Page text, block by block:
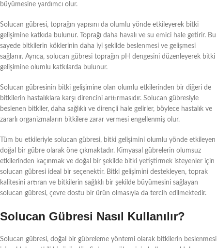
büyümesine yardımcı olur.
Solucan gübresi, toprağın yapısını da olumlu yönde etkileyerek bitki
gelişimine katkıda bulunur. Toprağı daha havalı ve su emici hale getirir. Bu
sayede bitkilerin köklerinin daha iyi şekilde beslenmesi ve gelişmesi
sağlanır. Ayrıca, solucan gübresi toprağın pH dengesini düzenleyerek bitki
gelişimine olumlu katkılarda bulunur.
Solucan gübresinin bitki gelişimine olan olumlu etkilerinden bir diğeri de
bitkilerin hastalıklara karşı direncini arttırmasıdır. Solucan gübresiyle
beslenen bitkiler, daha sağlıklı ve dirençli hale gelirler, böylece hastalık ve
zararlı organizmaların bitkilere zarar vermesi engellenmiş olur.
Tüm bu etkileriyle solucan gübresi, bitki gelişimini olumlu yönde etkileyen
doğal bir gübre olarak öne çıkmaktadır. Kimyasal gübrelerin olumsuz
etkilerinden kaçınmak ve doğal bir şekilde bitki yetiştirmek isteyenler için
solucan gübresi ideal bir seçenektir. Bitki gelişimini destekleyen, toprak
kalitesini artıran ve bitkilerin sağlıklı bir şekilde büyümesini sağlayan
solucan gübresi, çevre dostu bir ürün olmasıyla da tercih edilmektedir.
Solucan Gübresi Nasıl Kullanılır?
Solucan gübresi, doğal bir gübreleme yöntemi olarak bitkilerin beslenmesi